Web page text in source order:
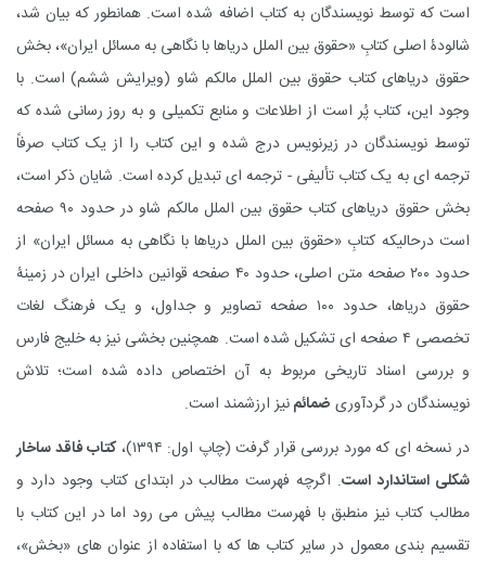
است که توسط نویسندگان به کتاب اضافه شده است. همانطور که بیان شد،
شالودۀ اصلی کتابِ «حقوق بین الملل دریاها با نگاهی به مسائل ایران»، بخش
حقوق دریاهای کتاب حقوق بین الملل مالکم شاو (ویرایش ششم) است. با
وجود این، کتاب پُر است از اطلاعات و منابع تکمیلی و به روز رسانی شده که
توسط نویسندگان در زیرنویس درج شده و این کتاب را از یک کتاب صرفاً
ترجمه ای به یک کتاب تألیفی - ترجمه ای تبدیل کرده است. شایان ذکر است،
بخش حقوق دریاهای کتاب حقوق بین الملل مالکم شاو در حدود ۹۰ صفحه
است درحالیکه کتابِ «حقوق بین الملل دریاها با نگاهی به مسائل ایران» از
حدود ۲۰۰ صفحه متن اصلی، حدود ۴۰ صفحه قوانین داخلی ایران در زمینۀ
حقوق دریاها، حدود ۱۰۰ صفحه تصاویر و جداول، و یک فرهنگ لغات
تخصصی ۴ صفحه ای تشکیل شده است. همچنین بخشی نیز به خلیج فارس
و بررسی اسناد تاریخی مربوط به آن اختصاص داده شده است؛ تلاش
نویسندگان در گردآوری ضمائمنیز ارزشمند است.
در نسخه ای که مورد بررسی قرار گرفت (چاپ اول: ۱۳۹۴)،
کتاب فاقد ساخار
شکلی استاندارد است. اگرچه فهرست مطالب در ابتدای کتاب وجود دارد و
مطالب کتاب نیز منطبق با فهرست مطالب پیش می رود اما در این کتاب با
تقسیم بندی معمول در سایر کتاب ها که با استفاده از عنوان های «بخش»،